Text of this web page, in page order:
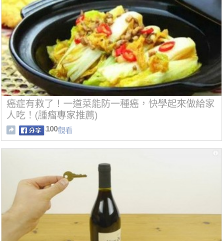
癌症有救了！一道菜能防一種癌，快學起來做給家
人吃！(腫瘤專家推薦)
100觀看